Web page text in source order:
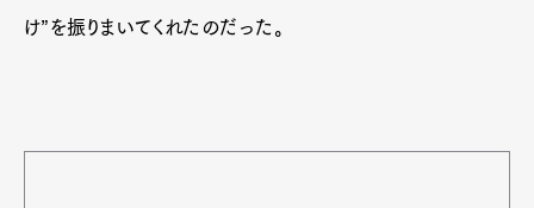
け”を振りまいてくれたのだった。